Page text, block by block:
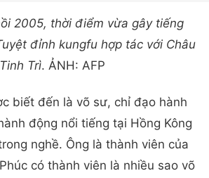
2005, thời điểm vừa gây tiếng
đỉnh kungfuhợp tác với Châu
Tinh Trì. ẢNH: AFP
biết đến là võ sư, chỉ đạo hành
động nổi tiếng tại Hồng Kông
nghề. Ông là thành viên của
có thành viên là nhiều sao võ